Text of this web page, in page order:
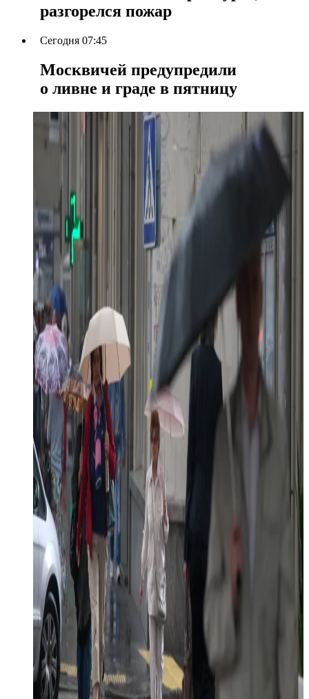
разгорелся пожар
Сегодня 07:45
Москвичей предупредили
о ливне и граде в пятницу